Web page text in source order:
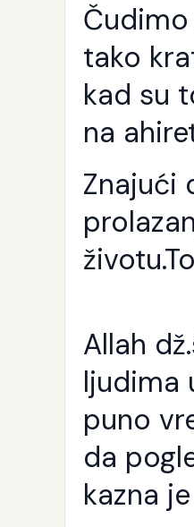
tako
kad su
na
Znajući
Allah
ljudima
puno
da
kazna